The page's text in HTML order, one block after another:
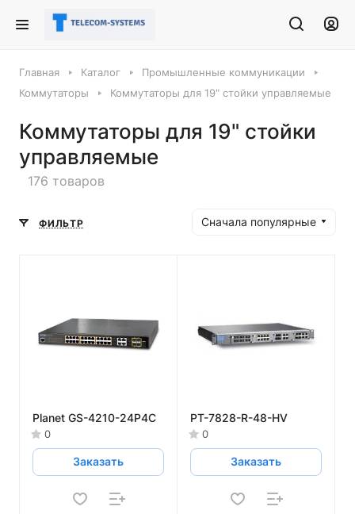
Главная Каталог
Промышленные коммуникации
Коммутаторы
Коммутаторы для 19" стойки управляемые
Коммутаторы для 19" стойки
управляемые
176 товаров
ФИЛЬТР Сначала популярные
Planet GS-4210-24P4C
0
Заказать
PT-7828-R-48-HV
0
Заказать